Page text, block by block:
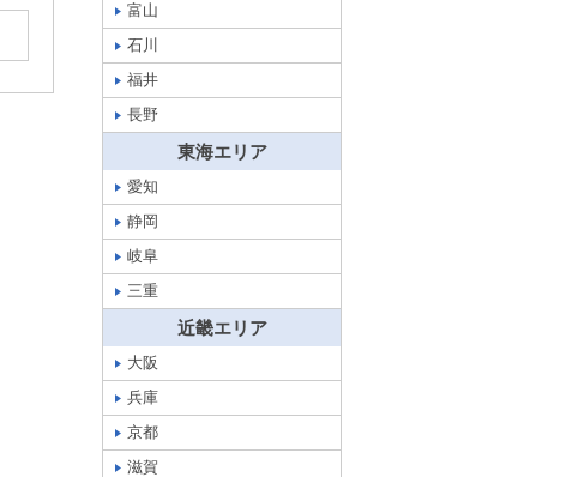
富山
石川
福井
長野
東海エリア
愛知
静岡
岐阜
三重
近畿エリア
大阪
兵庫
京都
滋賀